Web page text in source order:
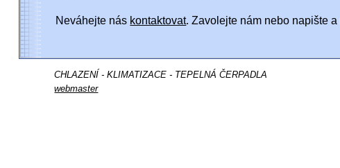
Neváhejte nás kontaktovat. Zavolejte nám nebo napište
CHLAZENÍ - KLIMATIZACE - TEPELNÁ ČERPADLA
webmaster